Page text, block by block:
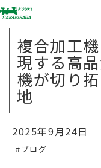
複合加工
現する高
機が切り
地
2025年9月24日
#ブログ